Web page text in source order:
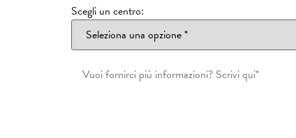
Scegli un centro: